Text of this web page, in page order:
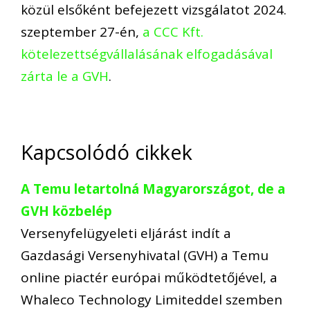
közül elsőként befejezett vizsgálatot 2024.
szeptember 27-én, a CCC Kft.
kötelezettségvállalásának elfogadásával
zárta le a GVH.
Kapcsolódó cikkek
A Temu letartolná Magyarországot, de a
GVH közbelép
Versenyfelügyeleti eljárást indít a
Gazdasági Versenyhivatal (GVH) a Temu
online piactér európai működtetőjével, a
Whaleco Technology Limiteddel szemben